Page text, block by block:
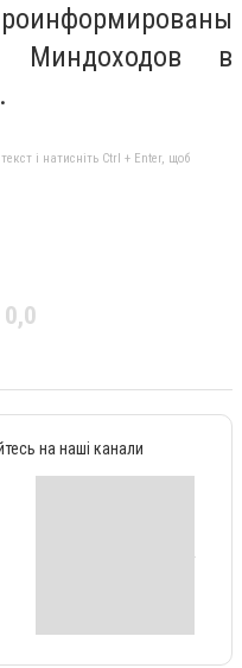
Миндоходов в
і натисніть Ctrl + Enter, щоб
0,0
на наші канали